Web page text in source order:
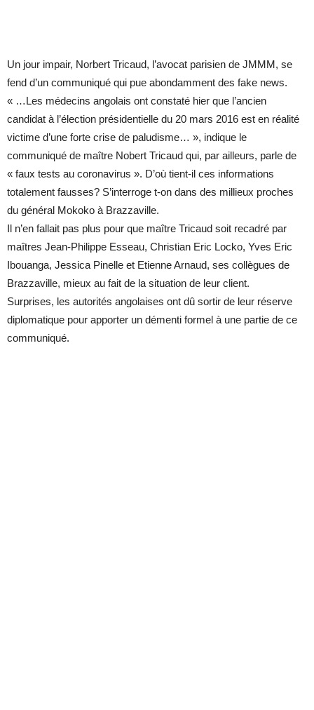
Un jour impair, Norbert Tricaud, l’avocat parisien de JMMM, se
fend d’un communiqué qui pue abondamment des fake news.
« …Les médecins angolais ont constaté hier que l’ancien
candidat à l’élection présidentielle du 20 mars 2016 est en réalité
victime d’une forte crise de paludisme… », indique le
communiqué de maître Nobert Tricaud qui, par ailleurs, parle de
« faux tests au coronavirus ». D’où tient-il ces informations
totalement fausses? S’interroge t-on dans des millieux proches
du général Mokoko à Brazzaville.
Il n’en fallait pas plus pour que maître Tricaud soit recadré par
maîtres Jean-Philippe Esseau, Christian Eric Locko, Yves Eric
Ibouanga, Jessica Pinelle et Etienne Arnaud, ses collègues de
Brazzaville, mieux au fait de la situation de leur client.
Surprises, les autorités angolaises ont dû sortir de leur réserve
diplomatique pour apporter un démenti formel à une partie de ce
communiqué.